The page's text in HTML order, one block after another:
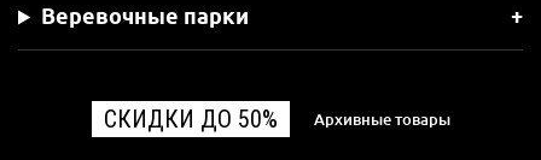
Веревочные парки
СКИДКИ ДО 50% Архивные товары